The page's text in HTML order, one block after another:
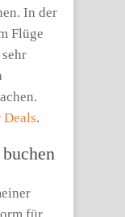
In der
Flüge
Deals.